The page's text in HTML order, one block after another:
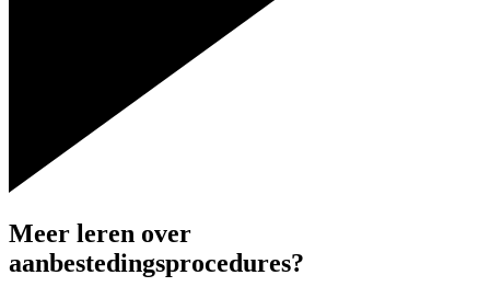
Meer leren over
aanbestedingsprocedures?